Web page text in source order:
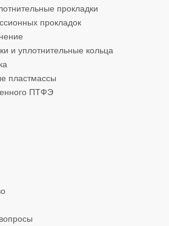
прокладки
прокладок
и уплотнительные кольца
пластмассы
ПТФЭ